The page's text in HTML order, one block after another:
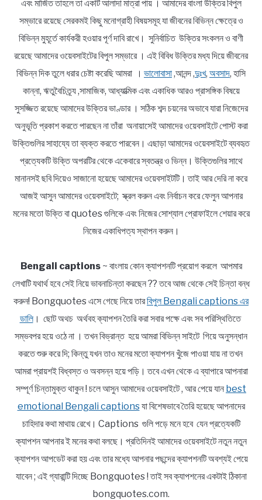
এবং মার্জিত তাহলে তা একটি আলাদা মাত্রা পায় । আমাদের বাংলা উক্তির বিপুল
সম্ভারে রয়েছে সেরকমই কিছু মনোগ্রাহী বিষয়সমূহ যা জীবনের বিভিন্ন ক্ষেত্রে ও
বিভিন্ন মুহূর্তে কার্যকরী হওয়ার পূর্ণ দাবি রাখে। সুনির্বাচিত উক্তির সংকলন ও বাণী
রয়েছে আমাদের ওয়েবসাইটের বিপুল সম্ভারে । এই বিবিধ উক্তির মধ্য দিয়ে জীবনের
বিভিন্ন দিক তুলে ধরার চেষ্টা করেছি আমরা । ভালোবাসা,আনন্দ ,দুঃখ, অবসাদ, হাসি
কান্না, ঋতুবৈচিত্র্য ,সামাজিক, আধ্যাত্মিক এবং একাধিক আরও প্রাসঙ্গিক বিষয়ে
সুসজ্জিত রয়েছে আমাদের উক্তির ভাণ্ডার । সঠিক শব্দ চয়নের অভাবে যারা নিজেদের
অনুভূতি প্রকাশ করতে পারছেন না তাঁরা অনায়াসেই আমাদের ওয়েবসাইটে পোস্ট করা
উক্তিগুলির সাহায্যে তা ব্যক্ত করতে পারবেন। এছাড়া আমাদের ওয়েবসাইটে ব্যবহৃত
প্রত্যেকটি উক্তি অপরটির থেকে একেবারে স্বতন্ত্র ও ভিন্ন। উক্তিগুলির সাথে
মানানসই ছবি দিয়েও সাজানো হয়েছে আমাদের ওয়েবসাইটটি। তাই আর দেরি না করে
আজই আসুন আমাদের ওয়েবসাইটে; স্ক্রল করুন এবং নির্বাচন করে ফেলুন আপনার
মনের মতো উক্তি বা quotes গুলিকে এবং নিজের সোশ্যাল প্রোফাইলে শেয়ার করে
নিজের একাধিপত্য স্থাপন করুন।
Bengali captions~ বাংলায় কোন ক্যাপশনটি প্রয়োগ করলে আপমার
লেখাটি যথার্থ হবে সেই নিয়ে ভাবনাচিন্তা করছেন ?? তবে আজ থেকে সেই চিন্তা বন্ধ
করুন! Bongquotes এসে গেছে নিয়ে তারবিপুল Bengali captions এর
ডালি। ছোট অথচ অর্থবহ ক্যাপশন তৈরি করা সবার পক্ষে এবং সব পরিস্থিতিতে
সম্ভবপর হয়ে ওঠে না । তখন বিভ্রান্ত হয়ে আমরা বিভিন্ন সাইটে গিয়ে অনুসন্ধান
করতে শুরু করে দি; কিন্তু যখন তাও মনের মতো ক্যাপশন খুঁজে পাওয়া যায় না তখন
আমরা প্রায়শই বিধ্বস্ত ও অবসন্ন হয়ে পড়ি। তবে এখন থেকে এ ব্যাপারে আপনারা
সম্পূর্ণ চিন্তামুক্ত থাকুন ! চলে আসুন আমাদের ওয়েবসাইটে , আর পেয়ে যান best
emotional Bengali captionsযা বিশেষভাবে তৈরি হয়েছে আপনাদের
চাহিদার কথা মাথায় রেখে। Captions গুলি পড়ে মনে হবে যেন প্রত্যেকটি
ক্যাপশন আপনার ই মনের কথা বলছে। প্রতিদিনই আমাদের ওয়েবসাইটে নতুন নতুন
ক্যাপশন আপডেট করা হয় এবং তার মধ্যে আপনার পছন্দের ক্যাপশনটি অবশ্যই পেয়ে
যাবেন ; এই গ্যারান্টি দিচ্ছে Bongquotes ! তাই সব ক্যাপশনের একটাই ঠিকানা
bongquotes.com.